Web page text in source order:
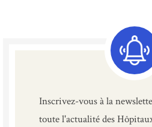
for:
Inscrivez-vous à la
toute l'actualité des